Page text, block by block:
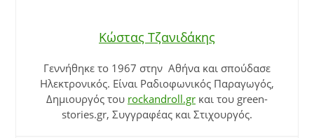
Κώστας Τζανιδάκης
Γεννήθηκε το 1967 στην Αθήνα και σπούδασε
Ηλεκτρονικός. Είναι Ραδιοφωνικός Παραγωγός,
Δημιουργός του rockandroll.gr και του green-
stories.gr, Συγγραφέας και Στιχουργός.